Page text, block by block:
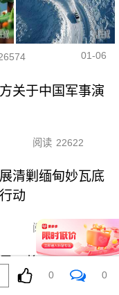
01-06
关于中国军事演
阅读 22622
清剿缅甸妙瓦底
动
阅读 26521
：将加强两国友
0 0